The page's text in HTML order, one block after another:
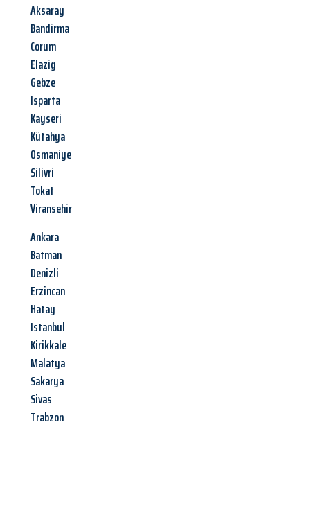
Aksaray
Bandirma
Corum
Elazig
Gebze
Isparta
Kayseri
Kütahya
Osmaniye
Silivri
Tokat
Viransehir
Ankara
Batman
Denizli
Erzincan
Hatay
Istanbul
Kirikkale
Malatya
Sakarya
Sivas
Trabzon